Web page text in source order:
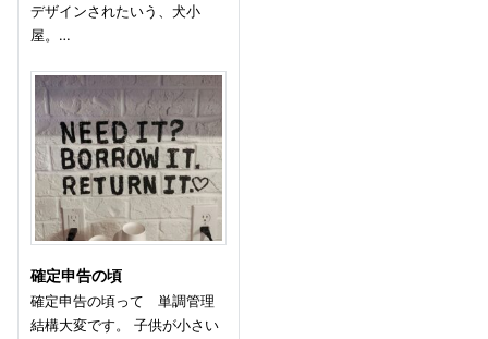
デザインされたいう、犬小
屋。…
確定申告の頃
確定申告の頃って 単調管理
結構大変です。 子供が小さい